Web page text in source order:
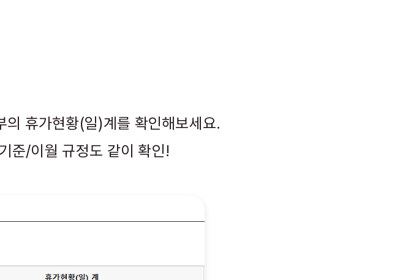
휴가현황(일)계를 확인해보세요.
준/이월 규정도 같이 확인!